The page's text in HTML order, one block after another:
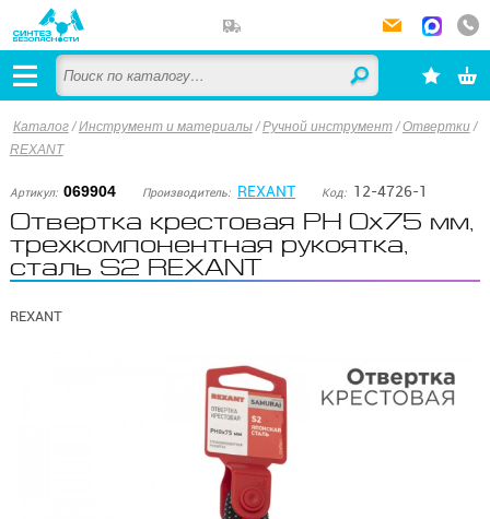
Каталог/Инструмент и материалы /Ручной инструмент /Отвертки /
REXANT
Артикул: 069904 Производитель: REXANT Код: 12-4726-1
Отвертка крестовая PH 0х75 мм,
трехкомпонентная рукоятка,
сталь S2 REXANT
REXANT